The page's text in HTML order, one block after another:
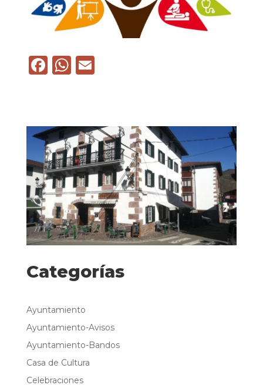
F
e
b
o
o
k
W
ts
A
p
p
E
l
Categorías
Ayuntamiento
Ayuntamiento-Avisos
Ayuntamiento-Bandos
Casa de Cultura
Celebraciones